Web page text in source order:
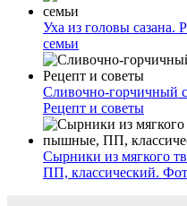
Уха из головы сазана.
семьи
Сливочно-горчичный
Рецепт и советы
Сырники из мягкого
ПП, классический.